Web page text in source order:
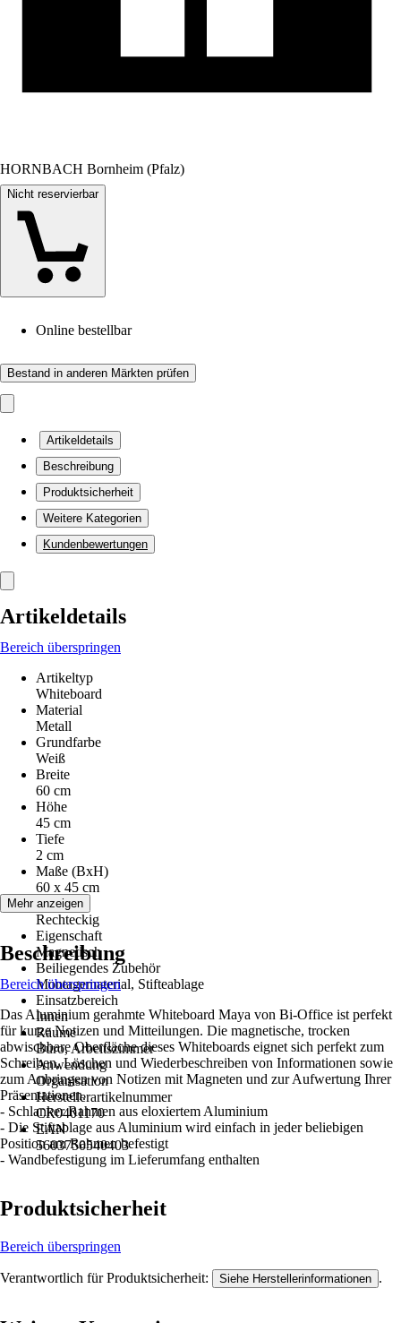
HORNBACH Bornheim (Pfalz)
Nicht reservierbar
Online bestellbar
Bestand in anderen Märkten prüfen
Artikeldetails
Beschreibung
Produktsicherheit
Weitere Kategorien
Kundenbewertungen
Artikeldetails
Bereich überspringen
Artikeltyp
Whiteboard
Material
Metall
Grundfarbe
Weiß
Breite
60 cm
Höhe
45 cm
Tiefe
2 cm
Maße (BxH)
60 x 45 cm
Form
Rechteckig
Eigenschaft
Magnetisch
Beiliegendes Zubehör
Montagematerial, Stifteablage
Einsatzbereich
Innen
Räume
Büro, Arbeitszimmer
Anwendung
Organisation
Herstellerartikelnummer
CR0401170
EAN
5603750540403
Mehr anzeigen
Beschreibung
Bereich überspringen
Das Aluminium gerahmte Whiteboard Maya von Bi-Office ist perfekt
für kurze Notizen und Mitteilungen. Die magnetische, trocken
abwischbare Oberfläche dieses Whiteboards eignet sich perfekt zum
Schreiben, Löschen und Wiederbeschreiben von Informationen sowie
zum Anbringen von Notizen mit Magneten und zur Aufwertung Ihrer
Präsentationen.
- Schlanker Rahmen aus eloxiertem Aluminium
- Die Stiftablage aus Aluminium wird einfach in jeder beliebigen
Position am Rahmen befestigt
- Wandbefestigung im Lieferumfang enthalten
Produktsicherheit
Bereich überspringen
Verantwortlich für Produktsicherheit: Siehe Herstellerinformationen .